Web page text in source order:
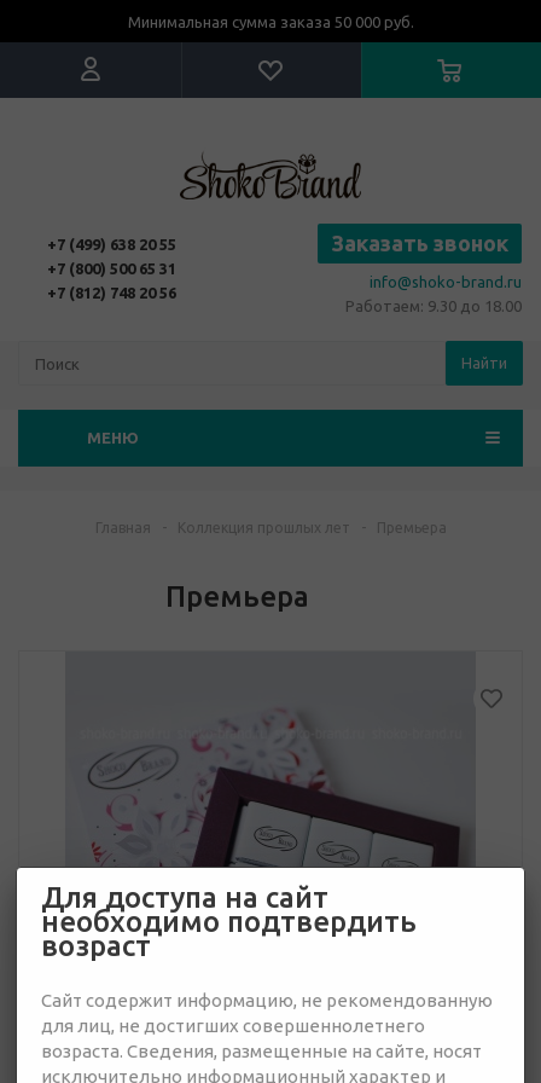
Минимальная сумма заказа 50 000 руб.
+7 (499) 638 20 55
+7 (800) 500 65 31
+7 (812) 748 20 56
Заказать звонок
info@shoko-brand.ru
Работаем: 9.30 до 18.00
Найти
МЕНЮ
Главная - Коллекция прошлых лет - Премьера
Премьера
Для доступа на сайт
необходимо подтвердить
возраст
Сайт содержит информацию, не рекомендованную
для лиц, не достигших совершеннолетнего
возраста. Сведения, размещенные на сайте, носят
исключительно информационный характер и